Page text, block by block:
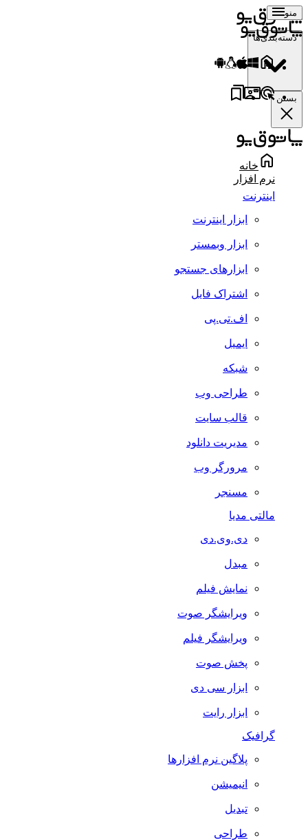
منو
دسته‌بندی‌ها
بستن
خانه
نرم افزار
اینترنت
ابزار اینترنت
ابزار وبمستر
ابزارهای جستجو
اشتراک فایل
اف.تی.پی
ایمیل
شبکه
طراحی وب
قالب سایت
مدیریت دانلود
مرورگر وب
مسنجر
مالتی مدیا
دی.وی.دی
مبدل
نمایش فیلم
ویرایشگر صوت
ویرایشگر فیلم
پخش صوت
ابزار سی دی
ابزار رایت
گرافیک
پلاگین نرم افزارها
انیمیشن
تبدیل
طراحی